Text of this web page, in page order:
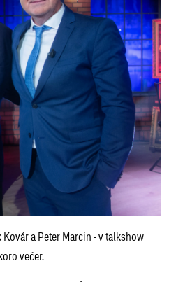
a Peter Marcin - v talkshow
večer.